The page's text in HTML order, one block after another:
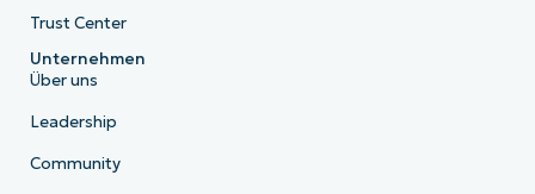
Trust Center
Unternehmen
Über uns
Leadership
Community